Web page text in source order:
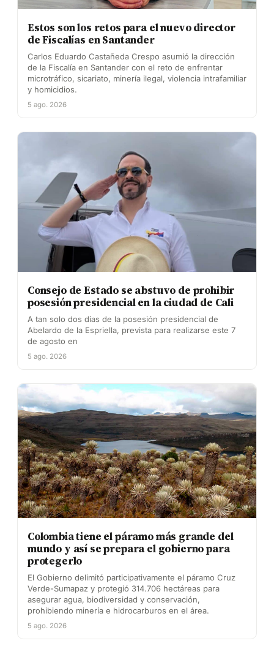
Estos son los retos para el nuevo director
de Fiscalías en Santander
Carlos Eduardo Castañeda Crespo asumió la dirección
de la Fiscalía en Santander con el reto de enfrentar
microtráfico, sicariato, minería ilegal, violencia intrafamiliar
y homicidios.
5 ago. 2026
Consejo de Estado se abstuvo de prohibir
posesión presidencial en la ciudad de Cali
A tan solo dos días de la posesión presidencial de
Abelardo de la Espriella, prevista para realizarse este 7
de agosto en
5 ago. 2026
Colombia tiene el páramo más grande del
mundo y así se prepara el gobierno para
protegerlo
El Gobierno delimitó participativamente el páramo Cruz
Verde-Sumapaz y protegió 314.706 hectáreas para
asegurar agua, biodiversidad y conservación,
prohibiendo minería e hidrocarburos en el área.
5 ago. 2026